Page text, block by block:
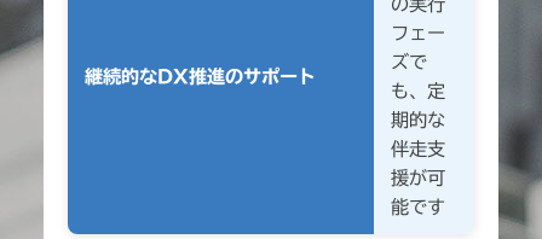
継続的なDX推進のサポート
の実行
フェー
ズで
も、定
期的な
伴走支
援が可
能です